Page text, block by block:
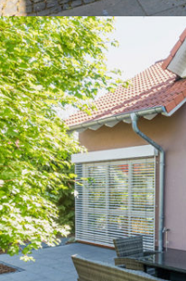
Angaben zur
RUSTIKALER TRAUMGARTEN